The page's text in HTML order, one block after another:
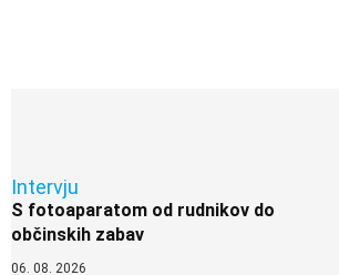
Intervju
S fotoaparatom od rudnikov do
občinskih zabav
06. 08. 2026